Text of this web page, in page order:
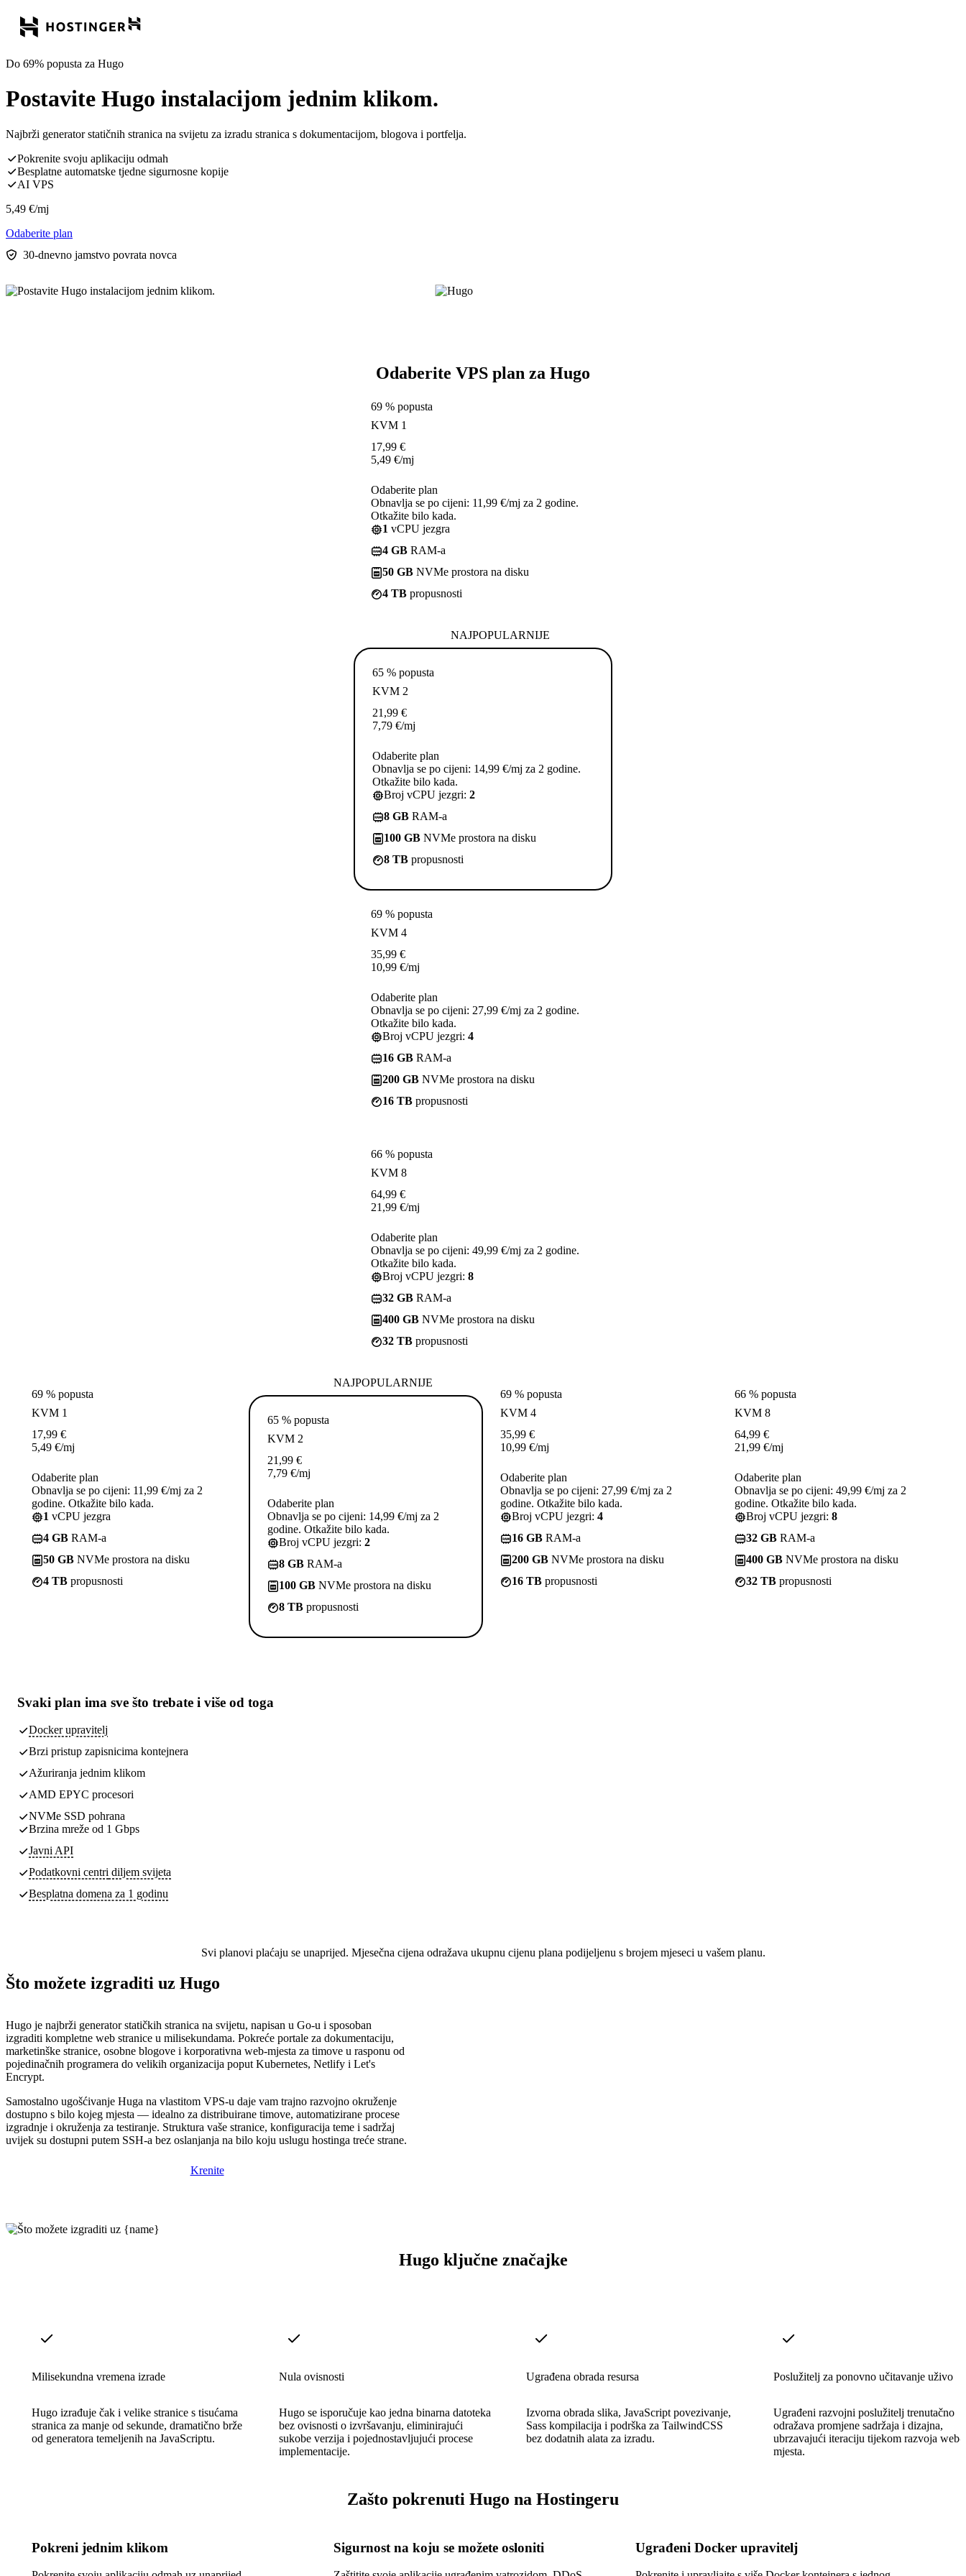
Do 69% popusta za Hugo
Postavite Hugo instalacijom jednim klikom.
Najbrži generator statičnih stranica na svijetu za izradu stranica s dokumentacijom, blogova i portfelja.
Pokrenite svoju aplikaciju odmah
Besplatne automatske tjedne sigurnosne kopije
AI VPS
5,49 €/mj
Odaberite plan
30-dnevno jamstvo povrata novca
Odaberite VPS plan za Hugo
69 % popusta
KVM 1
17,99 €
5,49 €/mj
Odaberite plan
Obnavlja se po cijeni: 11,99 €/mj za 2 godine.
Otkažite bilo kada.
1 vCPU jezgra
4 GB RAM-a
50 GB NVMe prostora na disku
4 TB propusnosti
NAJPOPULARNIJE
65 % popusta
KVM 2
21,99 €
7,79 €/mj
Odaberite plan
Obnavlja se po cijeni: 14,99 €/mj za 2 godine.
Otkažite bilo kada.
Broj vCPU jezgri: 2
8 GB RAM-a
100 GB NVMe prostora na disku
8 TB propusnosti
69 % popusta
KVM 4
35,99 €
10,99 €/mj
Odaberite plan
Obnavlja se po cijeni: 27,99 €/mj za 2 godine.
Otkažite bilo kada.
Broj vCPU jezgri: 4
16 GB RAM-a
200 GB NVMe prostora na disku
16 TB propusnosti
66 % popusta
KVM 8
64,99 €
21,99 €/mj
Odaberite plan
Obnavlja se po cijeni: 49,99 €/mj za 2 godine.
Otkažite bilo kada.
Broj vCPU jezgri: 8
32 GB RAM-a
400 GB NVMe prostora na disku
32 TB propusnosti
69 % popusta
KVM 1
17,99 €
5,49 €/mj
Odaberite plan
Obnavlja se po cijeni: 11,99 €/mj za 2
godine. Otkažite bilo kada.
1 vCPU jezgra
4 GB RAM-a
50 GB NVMe prostora na disku
4 TB propusnosti
NAJPOPULARNIJE
65 % popusta
KVM 2
21,99 €
7,79 €/mj
Odaberite plan
Obnavlja se po cijeni: 14,99 €/mj za 2
godine. Otkažite bilo kada.
Broj vCPU jezgri: 2
8 GB RAM-a
100 GB NVMe prostora na disku
8 TB propusnosti
69 % popusta
KVM 4
35,99 €
10,99 €/mj
Odaberite plan
Obnavlja se po cijeni: 27,99 €/mj za 2
godine. Otkažite bilo kada.
Broj vCPU jezgri: 4
16 GB RAM-a
200 GB NVMe prostora na disku
16 TB propusnosti
66 % popusta
KVM 8
64,99 €
21,99 €/mj
Odaberite plan
Obnavlja se po cijeni: 49,99 €/mj za 2
godine. Otkažite bilo kada.
Broj vCPU jezgri: 8
32 GB RAM-a
400 GB NVMe prostora na disku
32 TB propusnosti
Svaki plan ima sve što trebate i više od toga
Docker upravitelj
Brzi pristup zapisnicima kontejnera
Ažuriranja jednim klikom
AMD EPYC procesori
NVMe SSD pohrana
Brzina mreže od 1 Gbps
Javni API
Podatkovni centri diljem svijeta
Besplatna domena za 1 godinu
Svi planovi plaćaju se unaprijed. Mjesečna cijena odražava ukupnu cijenu plana podijeljenu s brojem mjeseci u vašem planu.
Što možete izgraditi uz Hugo
Hugo je najbrži generator statičkih stranica na svijetu, napisan u Go-u i sposoban
izgraditi kompletne web stranice u milisekundama. Pokreće portale za dokumentaciju,
marketinške stranice, osobne blogove i korporativna web-mjesta za timove u rasponu od
pojedinačnih programera do velikih organizacija poput Kubernetes, Netlify i Let's
Encrypt.
Samostalno ugošćivanje Huga na vlastitom VPS-u daje vam trajno razvojno okruženje
dostupno s bilo kojeg mjesta — idealno za distribuirane timove, automatizirane procese
izgradnje i okruženja za testiranje. Struktura vaše stranice, konfiguracija teme i sadržaj
uvijek su dostupni putem SSH-a bez oslanjanja na bilo koju uslugu hostinga treće strane.
Krenite
Hugo ključne značajke
Milisekundna vremena izrade
Hugo izrađuje čak i velike stranice s tisućama
stranica za manje od sekunde, dramatično brže
od generatora temeljenih na JavaScriptu.
Nula ovisnosti
Hugo se isporučuje kao jedna binarna datoteka
bez ovisnosti o izvršavanju, eliminirajući
sukobe verzija i pojednostavljujući procese
implementacije.
Ugrađena obrada resursa
Izvorna obrada slika, JavaScript povezivanje,
Sass kompilacija i podrška za TailwindCSS
bez dodatnih alata za izradu.
Poslužitelj za ponovno učitavanje uživo
Ugrađeni razvojni poslužitelj trenutačno
odražava promjene sadržaja i dizajna,
ubrzavajući iteraciju tijekom razvoja web-
mjesta.
Zašto pokrenuti Hugo na Hostingeru
Pokreni jednim klikom Sigurnost na koju se možete osloniti Ugrađeni Docker upravitelj